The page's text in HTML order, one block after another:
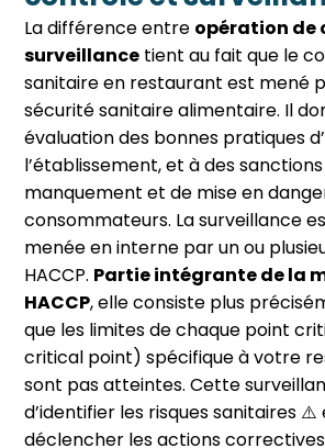
La différence entre opération de
surveillance tient au fait que le
sanitaire en restaurant est mené
sécurité sanitaire alimentaire. Il
évaluation des bonnes pratiques
l’établissement, et à des
manquement et de mise en
consommateurs. La surveillance
menée en interne par un ou
HACCP. Partie intégrante de la
HACCP, elle consiste plus
que les limites de chaque point
critical point) spécifique à votre
sont pas atteintes. Cette
d’identifier les risques sanitaires ⚠️
déclencher les actions